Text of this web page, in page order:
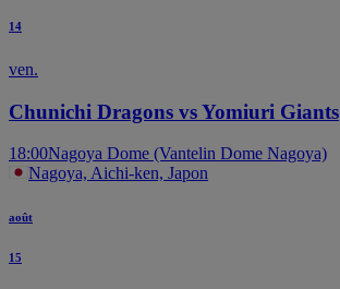
14
ven.
Chunichi Dragons vs Yomiuri Giants
18:00Nagoya Dome (Vantelin Dome Nagoya)
Nagoya, Aichi-ken, Japon
août
15